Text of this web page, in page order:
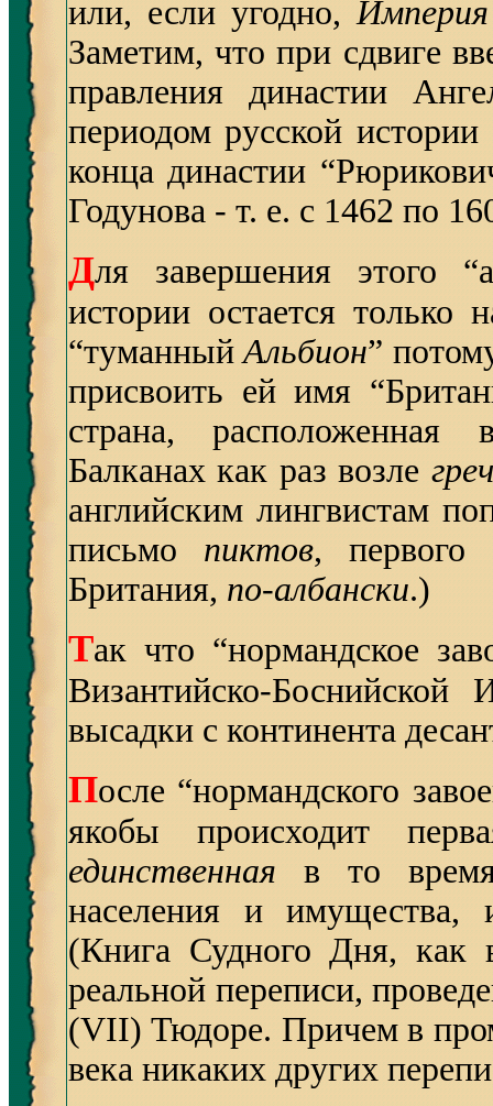
или, если угодно,Империя
Заметим, что при сдвиге
правления династии
периодом русской
конца династии
Годунова - т. е. с 1462 по
Для завершения этого
истории остается
“туманныйАльбион”
присвоить ей имя
страна,
Балканах как раз возле
английским лингвистам
письмо пиктов, первого
Британия, по-албански.)
Так что “нормандское
Византийско-
высадки с континента
После “нормандского
якобы происходит
единственная в то
населения и имущества,
(Книга Судного Дня, как
реальной переписи,
(VII) Тюдоре. Причем в
века никаких других